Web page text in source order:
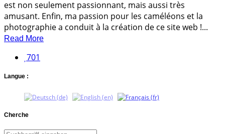
est non seulement passionnant, mais aussi très
amusant. Enfin, ma passion pour les caméléons et la
photographie a conduit à la création de ce site web !...
Read More
701
Langue :
Cherche